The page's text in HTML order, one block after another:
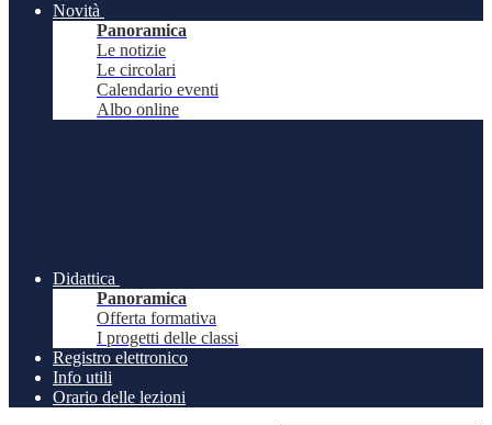
Novità
Panoramica
Le notizie
Le circolari
Calendario eventi
Albo online
Didattica
Panoramica
Offerta formativa
I progetti delle classi
Registro elettronico
Info utili
Orario delle lezioni